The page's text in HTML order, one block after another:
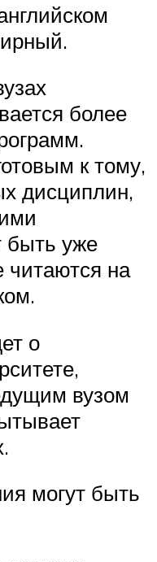
более
к тому,
дисциплин,
быть уже
читаются на
о
вузом
могут быть